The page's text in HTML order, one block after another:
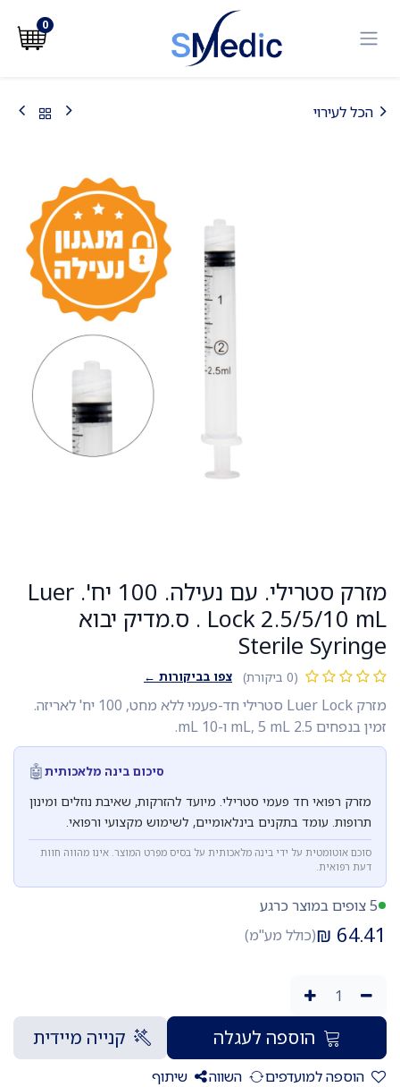
0
הכל לעירוי
מזרק סטרילי. עם נעילה. 100 יח'. Luer
Lock 2.5/5/10 mL . ס.מדיק יבוא
Sterile Syringe
(0 ביקורת) צפו בביקורות ←
מזרק Luer Lock סטרילי חד-פעמי ללא מחט, 100 יח' לאריזה.
זמין בנפחים 2.5 mL, 5 mL ו-10 mL.
סיכום בינה מלאכותית🤖
מזרק רפואי חד פעמי סטרילי. מיועד להזרקות, שאיבת נוזלים ומינון
תרופות. עומד בתקנים בינלאומיים, לשימוש מקצועי ורפואי.
סוכם אוטומטית על ידי בינה מלאכותית על בסיס מפרט המוצר. אינו מהווה חוות
דעת רפואית.
5 צופים במוצר כרגע
64.41
₪(כולל מע"מ)
הוספה לעגלה קנייה מיידית
הוספה למועדפים השווה שיתוף